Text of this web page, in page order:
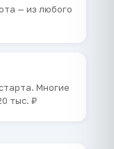
— из любого
Многие
тыс. ₽